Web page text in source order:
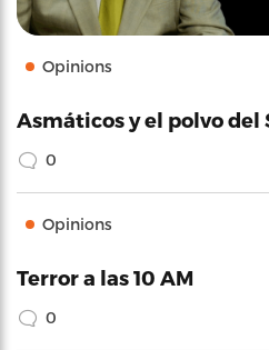
Opinions
Asmáticos y el polvo del
0
Opinions
Terror a las 10 AM
0